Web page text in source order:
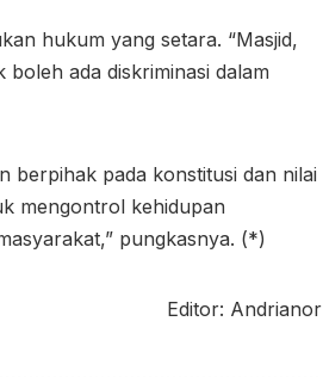
hukum yang setara. “Masjid,
ada diskriminasi dalam
berpihak pada konstitusi dan nilai
mengontrol kehidupan
pungkasnya. (*)
Editor: Andrianor